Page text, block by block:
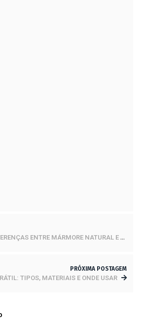
ENTRE MÁRMORE NATURAL E SINTÉTICO
PRÓXIMA POSTAGEM
TIPOS, MATERIAIS E ONDE USAR